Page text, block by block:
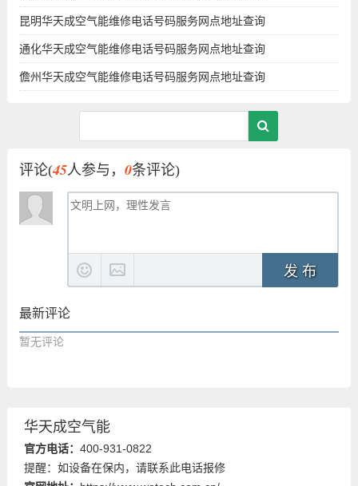
昆明华天成空气能维修电话号码服务网点地址查询
通化华天成空气能维修电话号码服务网点地址查询
儋州华天成空气能维修电话号码服务网点地址查询
评论(45人参与， 0条评论)
发 布
最新评论
暂无评论
华天成空气能
官方电话： 400-931-0822
提醒：如设备在保内，请联系此电话报修